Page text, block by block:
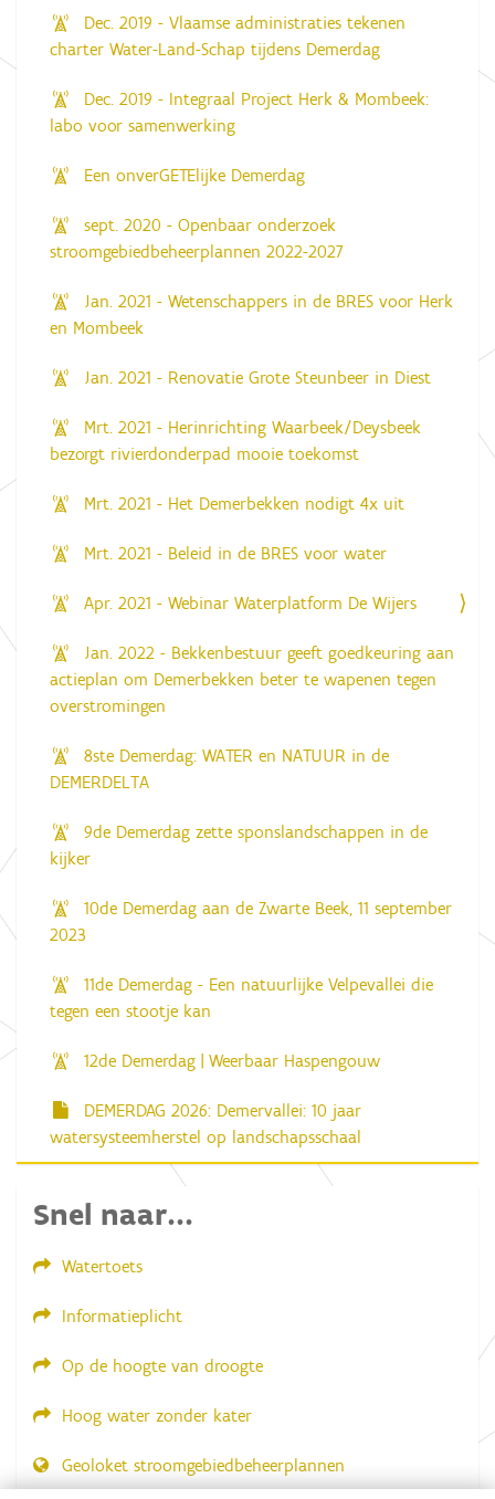
Dec. 2019 - Vlaamse administraties tekenen
charter Water-Land-Schap tijdens Demerdag
Dec. 2019 - Integraal Project Herk & Mombeek:
labo voor samenwerking
Een onverGETElijke Demerdag
sept. 2020 - Openbaar onderzoek
stroomgebiedbeheerplannen 2022-2027
Jan. 2021 - Wetenschappers in de BRES voor Herk
en Mombeek
Jan. 2021 - Renovatie Grote Steunbeer in Diest
Mrt. 2021 - Herinrichting Waarbeek/Deysbeek
bezorgt rivierdonderpad mooie toekomst
Mrt. 2021 - Het Demerbekken nodigt 4x uit
Mrt. 2021 - Beleid in de BRES voor water
Apr. 2021 - Webinar Waterplatform De Wijers
Jan. 2022 - Bekkenbestuur geeft goedkeuring aan
actieplan om Demerbekken beter te wapenen tegen
overstromingen
8ste Demerdag: WATER en NATUUR in de
DEMERDELTA
9de Demerdag zette sponslandschappen in de
kijker
10de Demerdag aan de Zwarte Beek, 11 september
2023
11de Demerdag - Een natuurlijke Velpevallei die
tegen een stootje kan
12de Demerdag | Weerbaar Haspengouw
DEMERDAG 2026: Demervallei: 10 jaar
watersysteemherstel op landschapsschaal
Snel naar...
Watertoets
Informatieplicht
Op de hoogte van droogte
Hoog water zonder kater
Geoloket stroomgebiedbeheerplannen